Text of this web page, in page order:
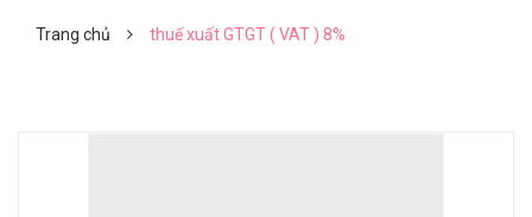
Trang chủ thuế xuất GTGT ( VAT ) 8%